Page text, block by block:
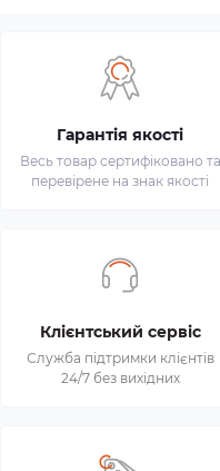
Гарантія якості
Весь товар сертифіковано та
перевірене на знак якості
Клієнтський сервіс
Служба підтримки клієнтів
24/7 без вихідних